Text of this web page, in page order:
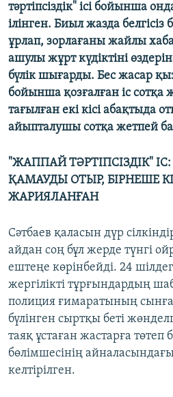
тәртіпсіздік" ісі бойынша
ілінген. Биыл жазда белгісіз
ұрлап, зорлағаны жайлы
ашулы жұрт күдіктіні
бүлік шығарды. Бес жасар
бойынша қозғалған іс
тағылған екі кісі абақтыда
айыпталушы сотқа жетпей
"ЖАППАЙ ТӘРТІПСІЗДІК"
ҚАМАУДЫ ОТЫР, БІРНЕШЕ
ЖАРИЯЛАНҒАН
Сәтбаев қаласын дүр
айдан соң бұл жерде түнгі
ештеңе көрінбейді. 24
жергілікті тұрғындардың
полиция ғимаратының
бүлінген сыртқы беті
таяқ ұстаған жастарға
бөлімшесінің
келтірілген.